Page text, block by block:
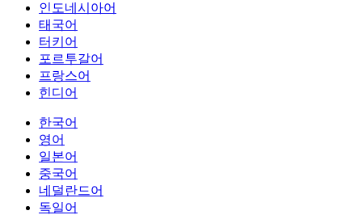
인도네시아어
태국어
터키어
포르투갈어
프랑스어
힌디어
한국어
영어
일본어
중국어
네덜란드어
독일어